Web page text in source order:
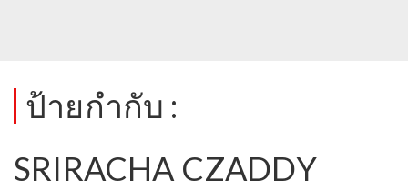
ป้ายกำกับ :
SRIRACHA CZADDY